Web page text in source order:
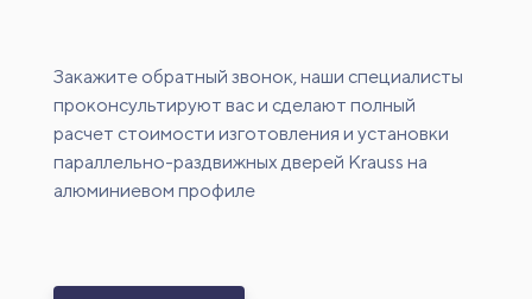
Закажите обратный звонок, наши специалисты
проконсультируют вас и сделают полный
расчет стоимости изготовления и установки
параллельно-раздвижных дверей Krauss на
алюминиевом профиле